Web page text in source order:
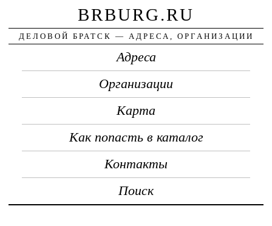
BRBURG.RU
ДЕЛОВОЙ БРАТСК — АДРЕСА, ОРГАНИЗАЦИИ
Адреса
Организации
Карта
Как попасть в каталог
Контакты
Поиск